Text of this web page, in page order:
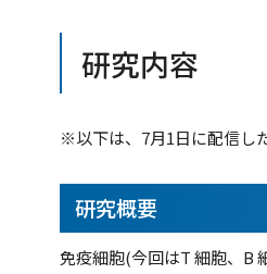
研究内容
※以下は、7月1日に配信し
研究概要
免疫細胞(今回はT 細胞、B